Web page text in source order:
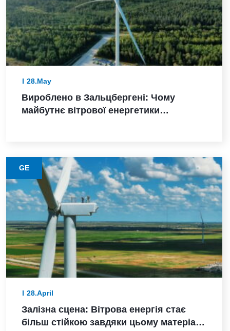
28.May
Вироблено в Зальцбергені: Чому
майбутнє вітрової енергетики
GE
28.April
Залізна сцена: Вітрова енергія стає
більш стійкою завдяки цьому матеріалу